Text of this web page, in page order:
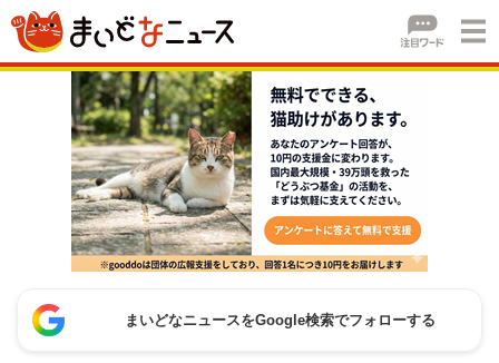
まいどなニュースをGoogle検索でフォローする